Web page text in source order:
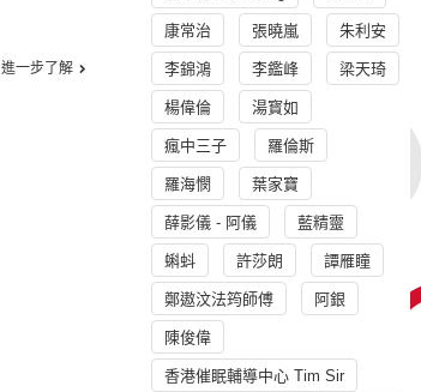
進一步了解
康常治 張曉嵐 朱利安
李錦鴻 李鑑峰 梁天琦
楊偉倫 湯寳如
瘋中三子 羅倫斯
羅海憫 葉家寶
薛影儀 - 阿儀 藍精靈
蝌蚪 許莎朗 譚雁瞳
鄭遨汶法筠師傅 阿銀
陳俊偉
香港催眠輔導中心 Tim Sir